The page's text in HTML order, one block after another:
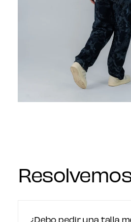
¿Debo pedir una talla